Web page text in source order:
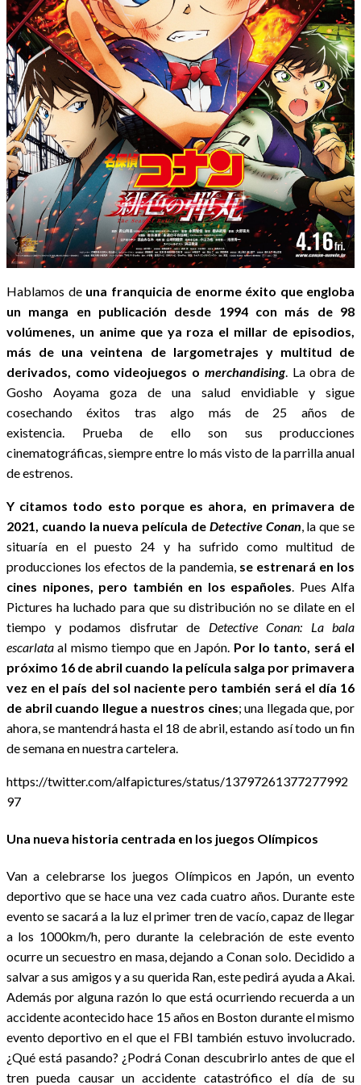
Hablamos de una franquicia de enorme éxito que engloba
un manga en publicación desde 1994 con más de 98
volúmenes, un anime que ya roza el millar de episodios,
más de una veintena de largometrajes y multitud de
derivados, como videojuegos o merchandising. La obra de
Gosho Aoyama goza de una salud envidiable y sigue
cosechando éxitos tras algo más de 25 años de
existencia. Prueba de ello son sus producciones
cinematográficas, siempre entre lo más visto de la parrilla anual
de estrenos.
Y citamos todo esto porque es ahora, en primavera de
2021, cuando la nueva película de Detective Conan, la que se
situaría en el puesto 24 y ha sufrido como multitud de
producciones los efectos de la pandemia, se estrenará en los
cines nipones, pero también en los españoles. Pues Alfa
Pictures ha luchado para que su distribución no se dilate en el
tiempo y podamos disfrutar de Detective Conan: La bala
escarlata al mismo tiempo que en Japón. Por lo tanto, será el
próximo 16 de abril cuando la película salga por primavera
vez en el país del sol naciente pero también será el día 16
de abril cuando llegue a nuestros cines; una llegada que, por
ahora, se mantendrá hasta el 18 de abril, estando así todo un fin
de semana en nuestra cartelera.
https://twitter.com/alfapictures/status/13797261377277992
97
Una nueva historia centrada en los juegos Olímpicos
Van a celebrarse los juegos Olímpicos en Japón, un evento
deportivo que se hace una vez cada cuatro años. Durante este
evento se sacará a la luz el primer tren de vacío, capaz de llegar
a los 1000km/h, pero durante la celebración de este evento
ocurre un secuestro en masa, dejando a Conan solo. Decidido a
salvar a sus amigos y a su querida Ran, este pedirá ayuda a Akai.
Además por alguna razón lo que está ocurriendo recuerda a un
accidente acontecido hace 15 años en Boston durante el mismo
evento deportivo en el que el FBI también estuvo involucrado.
¿Qué está pasando? ¿Podrá Conan descubrirlo antes de que el
tren pueda causar un accidente catastrófico el día de su